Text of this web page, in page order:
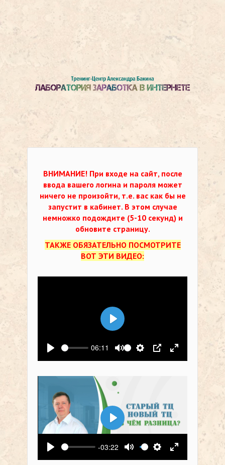
ВНИМАНИЕ! При входе на сайт, после
ввода вашего логина и пароля может
ничего не произойти, т.е. вас как бы не
запустит в кабинет. В этом случае
немножко подождите (5-10 секунд) и
обновите страницу.
ТАКЖЕ ОБЯЗАТЕЛЬНО ПОСМОТРИТЕ
ВОТ ЭТИ ВИДЕО:
Воспроизвести
06:11
Выключить звук
Настройки
PIP На весь
Воспроизвести
Воспроизвести
-03:22
Выключить звук
Настройки
На весь
Воспроизвести